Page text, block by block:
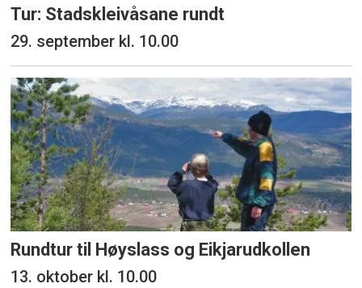
Tur: Stadskleivåsane rundt
29. september kl. 10.00
Rundtur til Høyslass og Eikjarudkollen
13. oktober kl. 10.00